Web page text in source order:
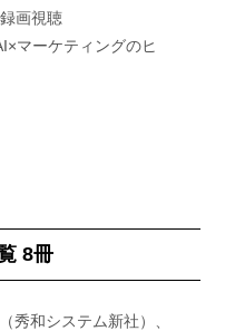
画視聴
マーケティングのヒ
8冊
秀和システム新社）、